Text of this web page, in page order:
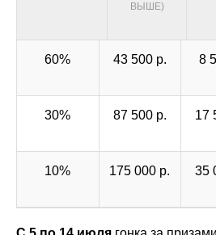
ВЫШЕ)
60% 43 500 р. 8
30% 87 500 р. 17
10% 175 000 р. 35